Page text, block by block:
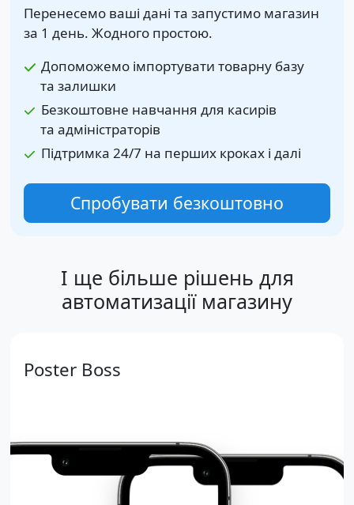
Перенесемо ваші дані та запустимо магазин
за 1 день. Жодного простою.
Допоможемо імпортувати товарну базу
та залишки
Безкоштовне навчання для касирів
та адміністраторів
Підтримка 24/7 на перших кроках і далі
Спробувати безкоштовно
І ще більше рішень для
автоматизації магазину
Poster Boss